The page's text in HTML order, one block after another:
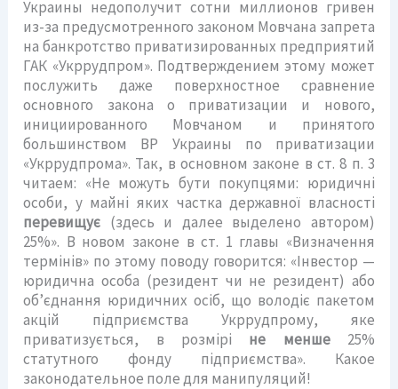
Украины недополучит сотни миллионов гривен
из-за предусмотренного законом Мовчана запрета
на банкротство приватизированных предприятий
ГАК «Укррудпром». Подтверждением этому может
послужить даже поверхностное сравнение
основного закона о приватизации и нового,
инициированного Мовчаном и принятого
большинством ВР Украины по приватизации
«Укррудпрома». Так, в основном законе в ст. 8 п. 3
читаем: «Не можуть бути покупцями: юридичні
особи, у майні яких частка державної власності
перевищує (здесь и далее выделено автором)
25%». В новом законе в ст. 1 главы «Визначення
термінів» по этому поводу говорится: «Інвестор —
юридична особа (резидент чи не резидент) або
об’єднання юридичних осіб, що володіє пакетом
акцій підприємства Укррудпрому, яке
приватизується, в розмірі не менше25%
статутного фонду підприємства». Какое
законодательное поле для манипуляций!